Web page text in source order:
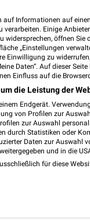
& Öffnungszeiten
und Angebote für
und Angebote
Informationen auf
verarbeiten. Einige
öffnen Sie
„Einstellungen
Einwilligung zu
Daten“. Auf dieser
Einfluss auf die
die Leistung der
Endgerät.
von Profilen zur
zur Auswahl
durch Statistiken oder
Daten zur Auswahl
und in die
für diese